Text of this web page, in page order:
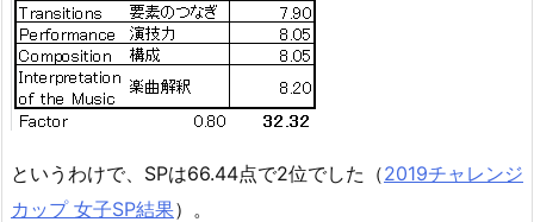
というわけで、SPは66.44点で2位でした（2019チャレンジ
カップ 女子SP結果）。